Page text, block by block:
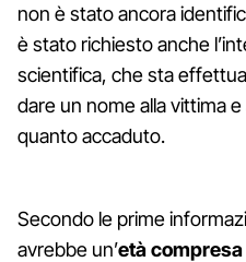
non è stato ancora
è stato richiesto anche
scientifica, che sta
dare un nome alla vittima
quanto accaduto.
Secondo le prime
avrebbe un’età